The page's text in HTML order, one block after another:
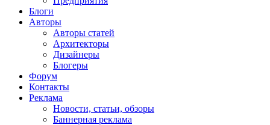
Блоги
Авторы
Авторы статей
Архитекторы
Дизайнеры
Блогеры
Форум
Контакты
Реклама
Новости, статьи, обзоры
Баннерная реклама